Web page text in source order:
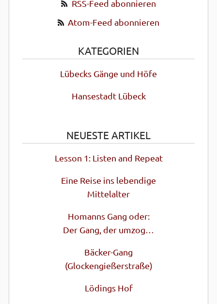
RSS-Feed abonnieren
Atom-Feed abonnieren
KATEGORIEN
Lübecks Gänge und Höfe
Hansestadt Lübeck
NEUESTE ARTIKEL
Lesson 1: Listen and Repeat
Eine Reise ins lebendige
Mittel­alter
Homanns Gang oder:
Der Gang, der umzog…
Bäcker-Gang
(Glocken­gießer­straße)
Lödings Hof